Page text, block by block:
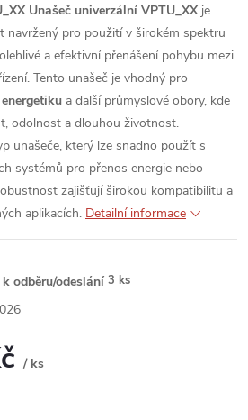
Unašeč univerzální VPTU_XX je
navržený pro použití v širokém spektru
a efektivní přenášení pohybu mezi
Tento unašeč je vhodný pro
energetiku a další průmyslové obory, kde
odolnost a dlouhou životnost.
unašeče, který lze snadno použít s
systémů pro přenos energie nebo
zajišťují širokou kompatibilitu a
aplikacích. Detailní informace
odběru/odeslání 3 ks
/ ks